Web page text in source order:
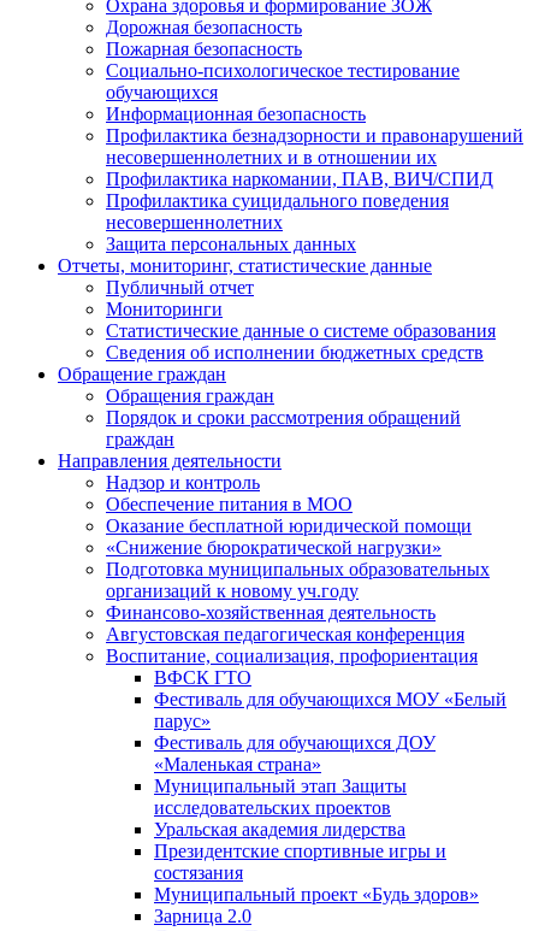
Охрана здоровья и формирование ЗОЖ
Дорожная безопасность
Пожарная безопасность
Социально-психологическое тестирование
обучающихся
Информационная безопасность
Профилактика безнадзорности и правонарушений
несовершеннолетних и в отношении их
Профилактика наркомании, ПАВ, ВИЧ/СПИД
Профилактика суицидального поведения
несовершеннолетних
Защита персональных данных
Отчеты, мониторинг, статистические данные
Публичный отчет
Мониторинги
Статистические данные о системе образования
Сведения об исполнении бюджетных средств
Обращение граждан
Обращения граждан
Порядок и сроки рассмотрения обращений
граждан
Направления деятельности
Надзор и контроль
Обеспечение питания в МОО
Оказание бесплатной юридической помощи
«Снижение бюрократической нагрузки»
Подготовка муниципальных образовательных
организаций к новому уч.году
Финансово-хозяйственная деятельность
Августовская педагогическая конференция
Воспитание, социализация, профориентация
ВФСК ГТО
Фестиваль для обучающихся МОУ «Белый
парус»
Фестиваль для обучающихся ДОУ
«Маленькая страна»
Муниципальный этап Защиты
исследовательских проектов
Уральская академия лидерства
Президентские спортивные игры и
состязания
Муниципальный проект «Будь здоров»
Зарница 2.0